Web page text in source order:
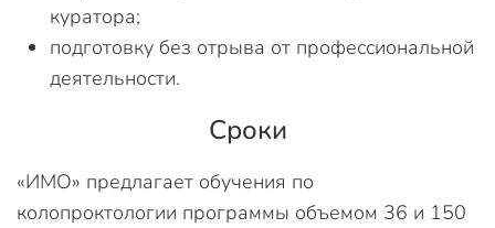
куратора;
подготовку без отрыва от профессиональной
деятельности.
Сроки
«ИМО» предлагает обучения по
колопроктологии программы объемом 36 и 150